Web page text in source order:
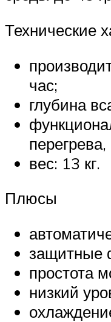
Технические
час;
глубина
перегрева,
вес: 13 кг.
Плюсы
защитные
простота
низкий